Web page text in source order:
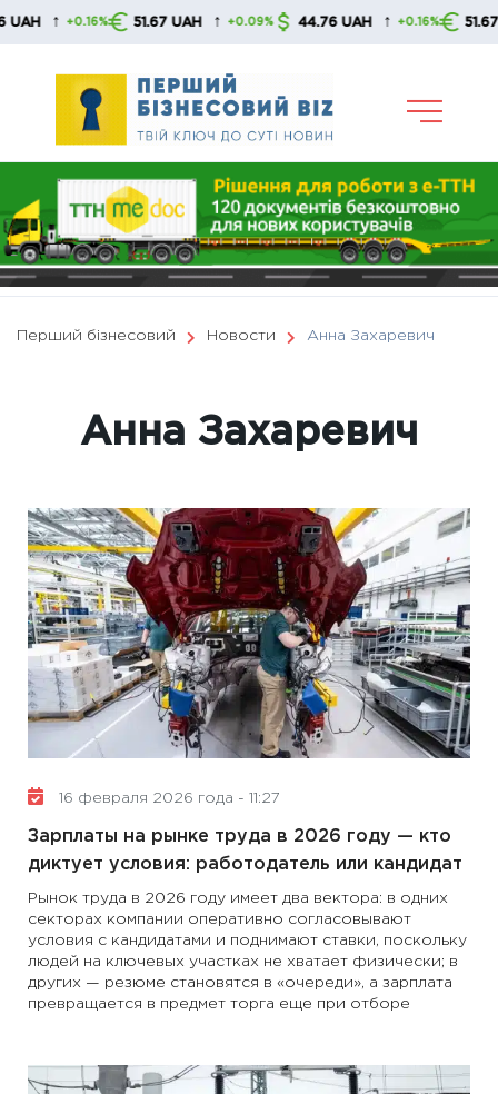
Skip
51.67 UAH ↑ +0.09% 44.76 UAH ↑ +0.16% 51.67 UAH ↑
Перший бізнесовий Новости Анна Захаревич
Анна Захаревич
16 февраля 2026 года - 11:27
Зарплаты на рынке труда в 2026 году — кто
диктует условия: работодатель или кандидат
Рынок труда в 2026 году имеет два вектора: в одних
секторах компании оперативно согласовывают
условия с кандидатами и поднимают ставки, поскольку
людей на ключевых участках не хватает физически; в
других — резюме становятся в «очереди», а зарплата
превращается в предмет торга еще при отборе